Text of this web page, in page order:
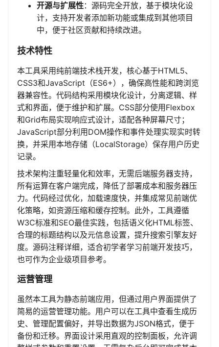
开源与扩展性：源码完全开放，基于模块化设
计，支持开发者添加新功能或集成到其他项目
中，便于社区贡献和持续改进。
技术特性
本工具采用纯前端技术栈开发，核心基于HTML5、
CSS3和JavaScript（ES6+），确保高性能和跨浏览
器兼容性。代码结构采用模块化设计，分离逻辑、样
式和界面，便于维护和扩展。CSS部分使用Flexbox
和Grid布局实现响应式设计，适配各种屏幕尺寸；
JavaScript部分利用DOM操作和事件处理实现实时转
换，并采用本地存储（LocalStorage）保存用户历史
记录。
技术架构注重轻量化和效率，无需后端服务器支持，
所有运算在客户端完成，降低了部署成本和服务器压
力。代码经过优化，加载速度快，并集成常见前端优
化策略，如资源压缩和缓存控制。此外，工具遵循
W3C标准和SEO最佳实践，包括语义化HTML标签、
合理的标题结构以及元信息设置，提升搜索引擎友好
度。源码注释详细，适合初学者学习前端开发技巧，
也可作为企业级项目参考。
运营管理
虽然本工具为静态前端应用，但通过用户界面提供了
简易的运营管理功能。用户可以在工具中查看生成历
史、管理配置偏好，并导出数据为JSON格式，便于
备份和迁移。界面设计采用直观的控制面板，允许调